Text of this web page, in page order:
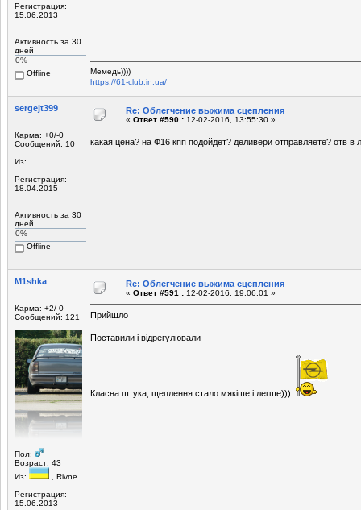
Регистрация:
15.06.2013
Активность за 30
дней
0%
Offline
Мемедь))))
https://61-club.in.ua/
sergejt399
Карма: +0/-0
Сообщений: 10
Из:
Регистрация:
18.04.2015
Активность за 30
дней
0%
Offline
Re: Облегчение выжима сцепления
« Ответ #590 : 12-02-2016, 13:55:30 »
какая цена? на Ф16 кпп подойдет? деливери отправляете? отв в
M1shka
Карма: +2/-0
Сообщений: 121
Пол:
Возраст: 43
Из:
, Rivne
Регистрация:
15.06.2013
Re: Облегчение выжима сцепления
« Ответ #591 : 12-02-2016, 19:06:01 »
Прийшло
Поставили і відрегулювали
Класна штука, щеплення стало мякіше і легше)))